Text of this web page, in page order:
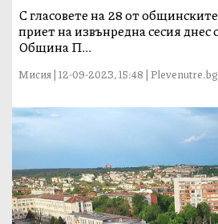
С гласовете на 28 от
приет на извънредна сесия
Община П...
Мисия | 12-09-2023, 15:48 | Plevenutre.bg